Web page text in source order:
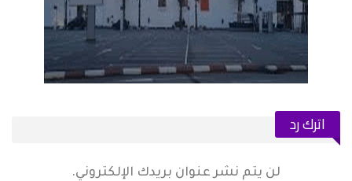
اترك رد
لن يتم نشر عنوان بريدك الإلكتروني.